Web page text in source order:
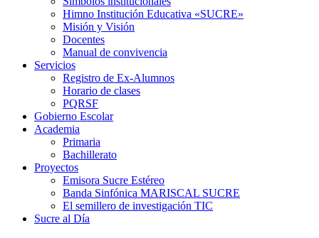
Himno Institución Educativa «SUCRE»
Misión y Visión
Docentes
Manual de convivencia
Servicios
Registro de Ex-Alumnos
Horario de clases
PQRSF
Gobierno Escolar
Academia
Primaria
Bachillerato
Proyectos
Emisora Sucre Estéreo
Banda Sinfónica MARISCAL SUCRE
El semillero de investigación TIC
Sucre al Día